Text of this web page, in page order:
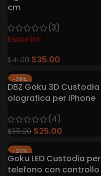
cm
(3)
Esaurito
$41.00 $35.00
-29%
DBZ Goku 3D Custodia
olografica per iPhone
(4)
$35.00 $25.00
-20%
Goku LED Custodia per
telefono con controllo